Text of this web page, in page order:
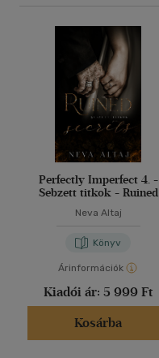
Perfectly Imperfect 4. -
Sebzett titkok - Ruined
Neva Altaj
Könyv
Árinformációk
Kiadói ár: 5 999 Ft
Kosárba